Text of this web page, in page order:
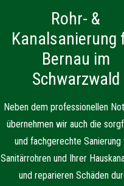
Rohr- &
Kanalsanierung
Bernau im
Schwarzwald
Neben dem professionellen
übernehmen wir auch die
und fachgerechte Sanierung
Sanitärrohren und Ihrer
und reparieren Schäden